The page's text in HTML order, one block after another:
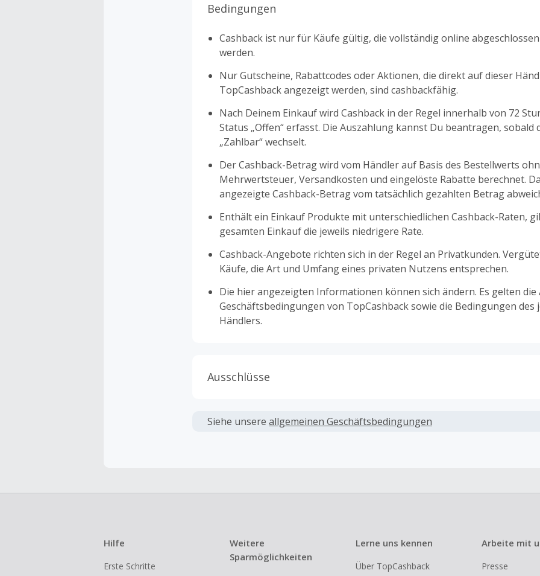
Bedingungen
Cashback ist nur für Käufe gültig, die vollständig online
werden.
Nur Gutscheine, Rabattcodes oder Aktionen, die direkt auf dieser
TopCashback angezeigt werden, sind cashbackfähig.
Nach Deinem Einkauf wird Cashback in der Regel innerhalb von 72
Status „Offen“ erfasst. Die Auszahlung kannst Du beantragen, sobald
„Zahlbar“ wechselt.
Der Cashback-Betrag wird vom Händler auf Basis des Bestellwerts
Mehrwertsteuer, Versandkosten und eingelöste Rabatte berechnet.
angezeigte Cashback-Betrag vom tatsächlich gezahlten Betrag
Enthält ein Einkauf Produkte mit unterschiedlichen Cashback-Raten,
gesamten Einkauf die jeweils niedrigere Rate.
Cashback-Angebote richten sich in der Regel an Privatkunden.
Käufe, die Art und Umfang eines privaten Nutzens entsprechen.
Die hier angezeigten Informationen können sich ändern. Es gelten die
Geschäftsbedingungen von TopCashback sowie die Bedingungen des
Händlers.
Ausschlüsse
verwendet werden, die nicht ausdrücklich auf dieser Händlerseite von
Gewerbliche, Reseller- oder ungewöhnlich große Bestellungen sind
Händlern vom Cashback ausgeschlossen.
Siehe unsere allgemeinen Geschäftsbedingungen
Hilfe
Erste Schritte
Weitere
Sparmöglichkeiten
Lerne uns kennen
Über TopCashback
Arbeite mit
Presse